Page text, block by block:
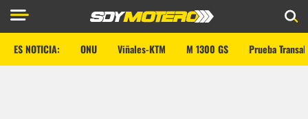
ES NOTICIA: ONU Viñales-KTM M 1300 GS Prueba